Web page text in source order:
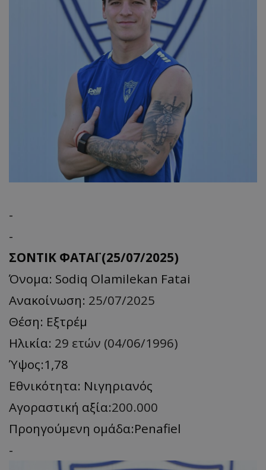
-
-
ΣΟΝΤΙΚ ΦΑΤΑΪ (25/07/2025)
Όνομα: Sodiq Olamilekan Fatai
Ανακοίνωση: 25/07/2025
Θέση: Εξτρέμ
Ηλικία: 29 ετών (04/06/1996)
Ύψος:1,78
Εθνικότητα: Νιγηριανός
Αγοραστική αξία:200.000
Προηγούμενη ομάδα:Penafiel
-